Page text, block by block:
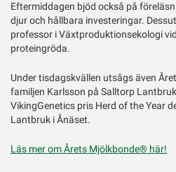
Eftermiddagen bjöd också på
djur och hållbara investeringar.
professor i Växtproduktionsekologi
proteingröda.
Under tisdagskvällen utsågs även
familjen Karlsson på Salltorp
VikingGenetics pris Herd of the Year
Lantbruk i Ånäset.
Läs mer om Årets Mjölkbonde® här!